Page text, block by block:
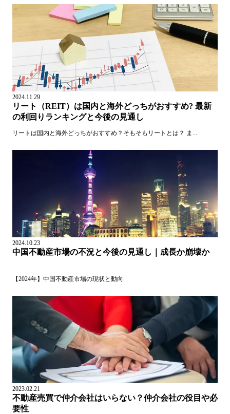
2024.11.29
リート（REIT）は国内と海外どっちがおすすめ? 最新
の利回りランキングと今後の見通し
リートは国内と海外どっちがおすすめ？そもそもリートとは？ ま...
2024.10.23
中国不動産市場の不況と今後の見通し｜成長か崩壊か
【2024年】中国不動産市場の現状と動向
2023.02.21
不動産売買で仲介会社はいらない？仲介会社の役目や必
要性